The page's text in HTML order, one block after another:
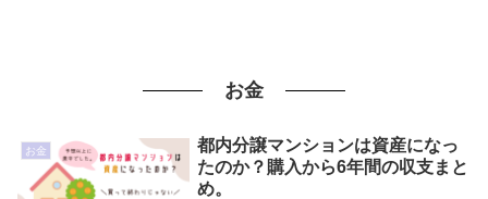
お金
お金
都内分譲マンションは資産になっ
たのか？購入から6年間の収支まと
め。